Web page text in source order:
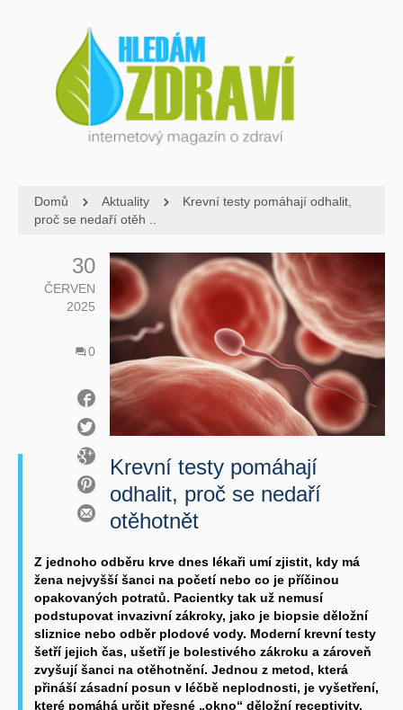
Domů Aktuality
Krevní testy pomáhají odhalit,
proč se nedaří otěh ..
30
ČERVEN
2025
0
Krevní testy pomáhají
odhalit, proč se nedaří
otěhotnět
Z jednoho odběru krve dnes lékaři umí zjistit, kdy má
žena nejvyšší šanci na početí nebo co je příčinou
opakovaných potratů. Pacientky tak už nemusí
podstupovat invazivní zákroky, jako je biopsie děložní
sliznice nebo odběr plodové vody. Moderní krevní testy
šetří jejich čas, ušetří je bolestivého zákroku a zároveň
zvyšují šanci na otěhotnění. Jednou z metod, která
přináší zásadní posun v léčbě neplodnosti, je vyšetření,
které pomáhá určit přesné „okno“ děložní receptivity,